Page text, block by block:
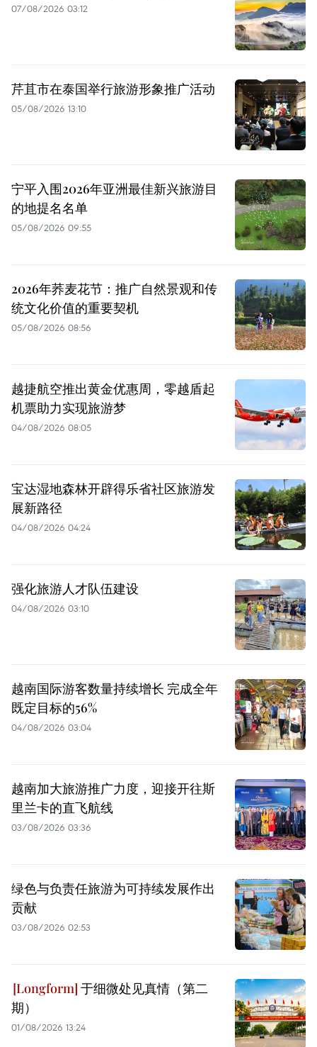
07/08/2026 03:12
芹苴市在泰国举行旅游形象推广活动
05/08/2026 13:10
宁平入围2026年亚洲最佳新兴旅游目
的地提名名单
05/08/2026 09:55
2026年荞麦花节：推广自然景观和传
统文化价值的重要契机
05/08/2026 08:56
越捷航空推出黄金优惠周，零越盾起
机票助力实现旅游梦
04/08/2026 08:05
宝达湿地森林开辟得乐省社区旅游发
展新路径
04/08/2026 04:24
强化旅游人才队伍建设
04/08/2026 03:10
越南国际游客数量持续增长 完成全年
既定目标的56%
04/08/2026 03:04
越南加大旅游推广力度，迎接开往斯
里兰卡的直飞航线
03/08/2026 03:36
绿色与负责任旅游为可持续发展作出
贡献
03/08/2026 02:53
于细微处见真情（第二
期）
01/08/2026 13:24